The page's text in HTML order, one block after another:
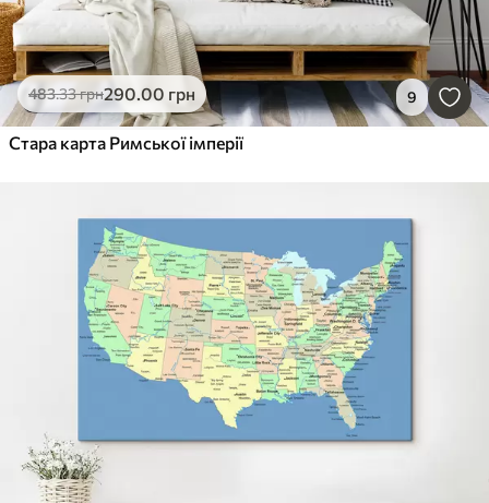
483.33грн290.00 грн 9
Стара карта Римської імперії